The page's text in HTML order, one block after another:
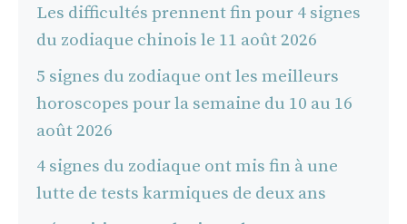
Les difficultés prennent fin pour 4 signes
du zodiaque chinois le 11 août 2026
5 signes du zodiaque ont les meilleurs
horoscopes pour la semaine du 10 au 16
août 2026
4 signes du zodiaque ont mis fin à une
lutte de tests karmiques de deux ans